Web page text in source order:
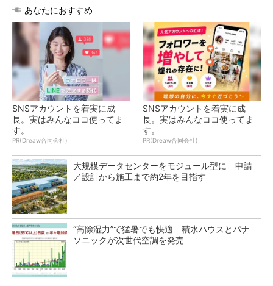
あなたにおすすめ
SNSアカウントを着実に成
長。実はみんなココ使ってま
す。
PR(Dreaw合同会社)
SNSアカウントを着実に成
長。実はみんなココ使ってま
す。
PR(Dreaw合同会社)
大規模データセンターをモジュール型に 申請
／設計から施工まで約2年を目指す
“高除湿力”で猛暑でも快適 積水ハウスとパナ
ソニックが次世代空調を発売